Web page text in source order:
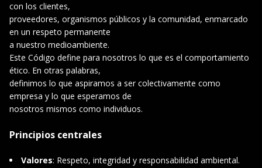
con los clientes,
proveedores, organismos públicos y la comunidad, enmarcado
en un respeto permanente
a nuestro medioambiente.
Este Código define para nosotros lo que es el comportamiento
ético. En otras palabras,
definimos lo que aspiramos a ser colectivamente como
empresa y lo que esperamos de
nosotros mismos como individuos.
Principios centrales
Valores: Respeto, integridad y responsabilidad ambiental.